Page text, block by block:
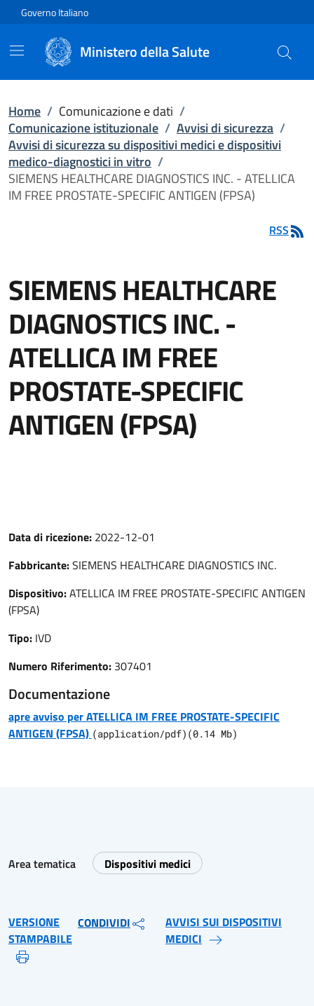
Vai direttamente al contenuto
Governo Italiano
Ministero della Salute
Home / Comunicazione e dati /
Comunicazione istituzionale / Avvisi di sicurezza /
Avvisi di sicurezza su dispositivi medici e dispositivi
medico-diagnostici in vitro /
SIEMENS HEALTHCARE DIAGNOSTICS INC. - ATELLICA
IM FREE PROSTATE-SPECIFIC ANTIGEN (FPSA)
RSS
SIEMENS HEALTHCARE
DIAGNOSTICS INC. -
ATELLICA IM FREE
PROSTATE-SPECIFIC
ANTIGEN (FPSA)
Data di ricezione: 2022-12-01
Fabbricante:SIEMENS HEALTHCARE DIAGNOSTICS INC.
Dispositivo:ATELLICA IM FREE PROSTATE-SPECIFIC ANTIGEN
(FPSA)
Tipo: IVD
Numero Riferimento: 307401
Documentazione
apre avviso per ATELLICA IM FREE PROSTATE-SPECIFIC
ANTIGEN (FPSA) (application/pdf) (0.14 Mb)
Area tematica Dispositivi medici
VERSIONE
STAMPABILE
CONDIVIDI
AVVISI SUI DISPOSITIVI
MEDICI